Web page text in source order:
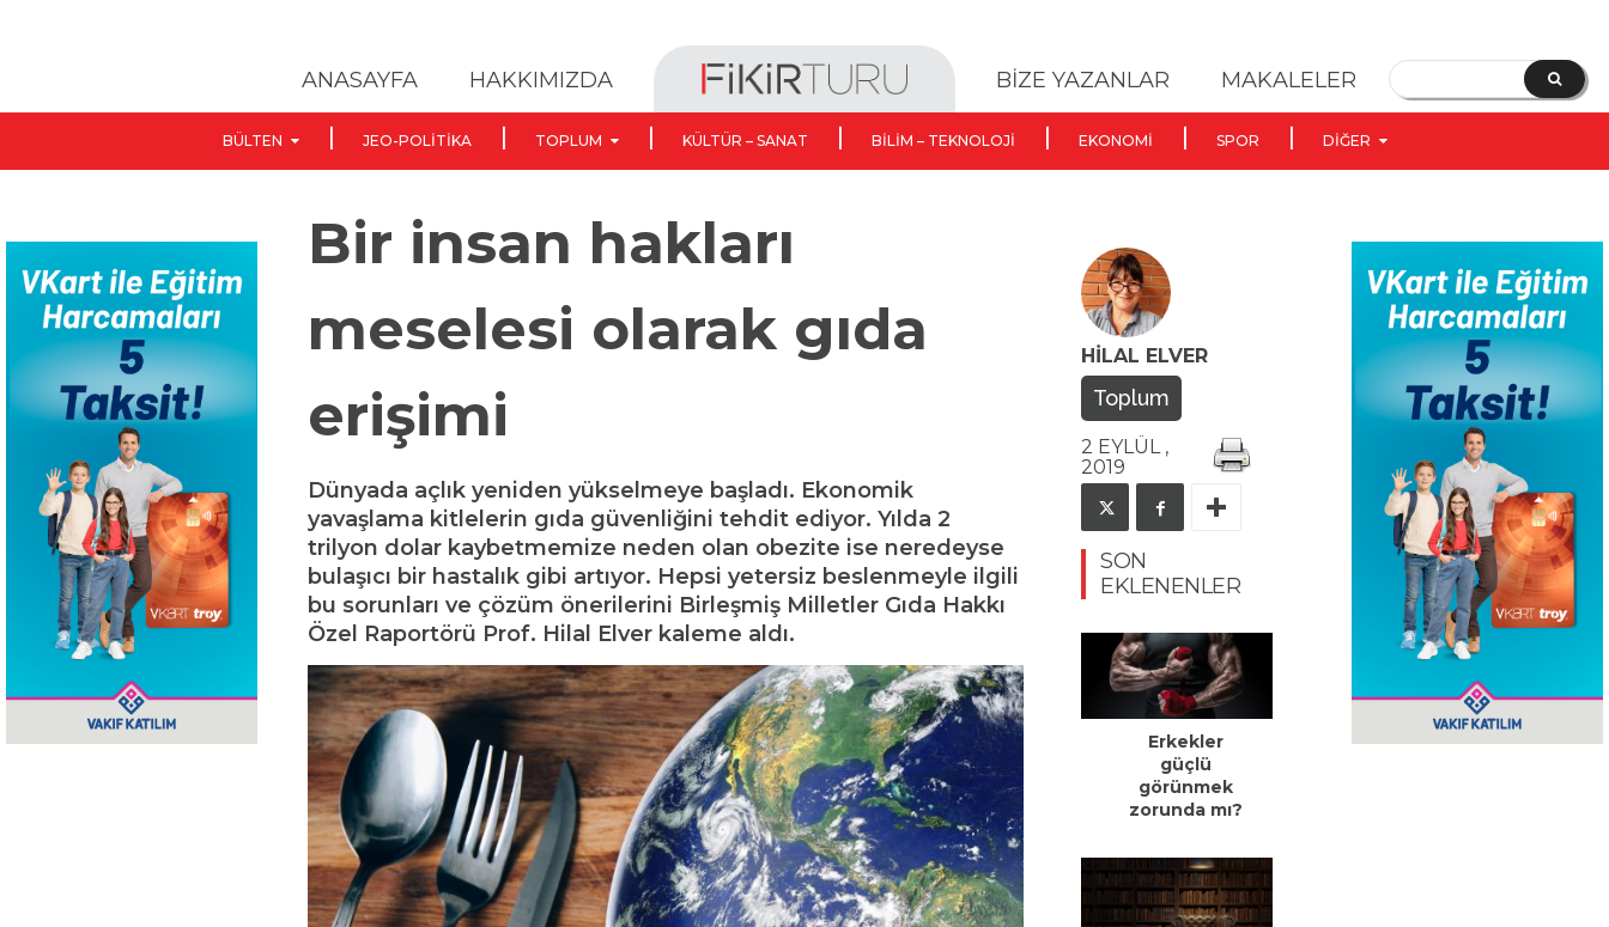
ANASAYFA HAKKIMIZDA BİZE YAZANLAR MAKALELER
BÜLTEN JEO-POLITIKA TOPLUM KÜLTÜR – SANAT BILIM – TEKNOLOJI EKONOMI SPOR DIĞER
Bir insan hakları
meselesi olarak gıda
erişimi
Dünyada açlık yeniden yükselmeye başladı. Ekonomik
yavaşlama kitlelerin gıda güvenliğini tehdit ediyor. Yılda 2
trilyon dolar kaybetmemize neden olan obezite ise neredeyse
bulaşıcı bir hastalık gibi artıyor. Hepsi yetersiz beslenmeyle ilgili
bu sorunları ve çözüm önerilerini Birleşmiş Milletler Gıda Hakkı
Özel Raportörü Prof. Hilal Elver kaleme aldı.
HILAL ELVER
Toplum
2 EYLÜL ,
2019
SON
EKLENENLER
Erkekler
güçlü
görünmek
zorunda mı?